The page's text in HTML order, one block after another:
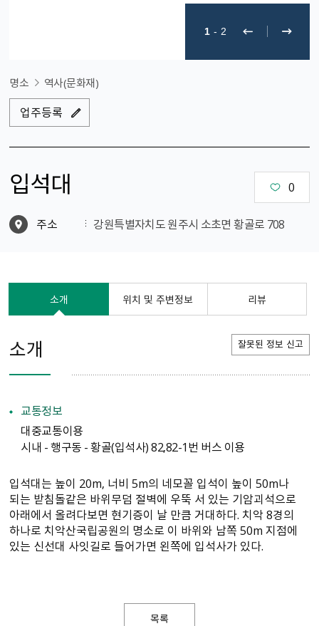
1 - 2
명소 역사(문화재)
업주등록
입석대 0
주소 강원특별자치도 원주시 소초면 황골로 708
소개 위치 및 주변정보 리뷰
소개 잘못된 정보 신고
교통정보
대중교통이용
시내 - 행구동 - 황골(입석사) 82,82-1번 버스 이용
입석대는 높이 20m, 너비 5m의 네모꼴 입석이 높이 50m나
되는 받침돌같은 바위무덤 절벽에 우뚝 서 있는 기암괴석으로
아래에서 올려다보면 현기증이 날 만큼 거대하다. 치악 8경의
하나로 치악산국립공원의 명소로 이 바위와 남쪽 50m 지점에
있는 신선대 사잇길로 들어가면 왼쪽에 입석사가 있다.
목록